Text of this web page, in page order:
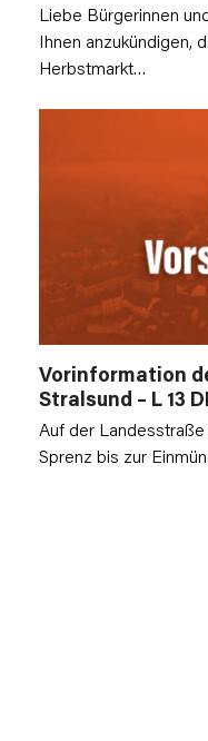
Liebe Bürgerinnen
Ihnen anzukündigen,
Herbstmarkt…
Vorinformation
Stralsund – L 13
Auf der
Sprenz bis zur